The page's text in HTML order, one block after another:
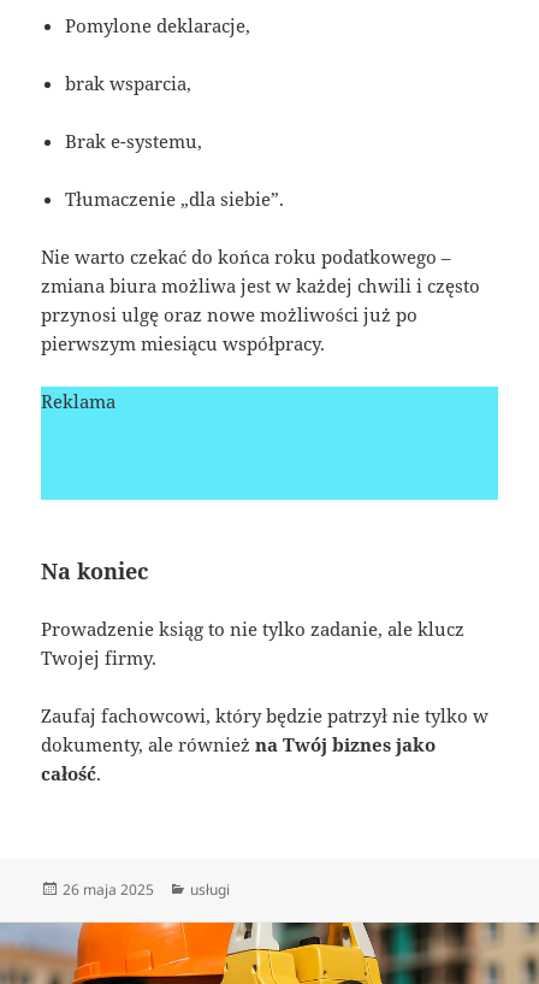
Pomylone deklaracje,
brak wsparcia,
Brak e-systemu,
Tłumaczenie „dla siebie”.
Nie warto czekać do końca roku podatkowego –
zmiana biura możliwa jest w każdej chwili i często
przynosi ulgę oraz nowe możliwości już po
pierwszym miesiącu współpracy.
Reklama
Na koniec
Prowadzenie ksiąg to nie tylko zadanie, ale klucz
Twojej firmy.
Zaufaj fachowcowi, który będzie patrzył nie tylko w
dokumenty, ale równieżna Twój biznes jako
całość.
Data
26 maja 2025 Kategorie
usługi